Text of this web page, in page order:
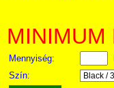
MINIMUM
Mennyiség:
Szín: